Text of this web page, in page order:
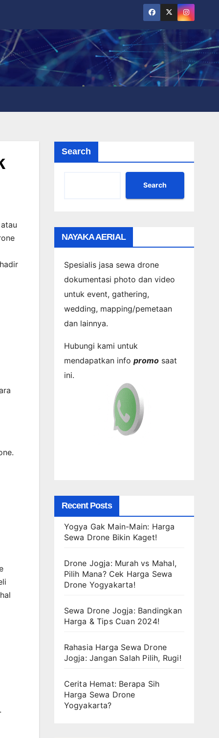
Search
Search
NAYAKA AERIAL
Spesialis jasa sewa drone
dokumentasi photo dan video
untuk event, gathering,
wedding, mapping/pemetaan
dan lainnya.
Hubungi kami untuk
mendapatkan info promosaat
ini.
Recent Posts
Yogya Gak Main-Main: Harga
Sewa Drone Bikin Kaget!
Drone Jogja: Murah vs Mahal,
Pilih Mana? Cek Harga Sewa
Drone Yogyakarta!
Sewa Drone Jogja: Bandingkan
Harga & Tips Cuan 2024!
Rahasia Harga Sewa Drone
Jogja: Jangan Salah Pilih, Rugi!
Cerita Hemat: Berapa Sih
Harga Sewa Drone
Yogyakarta?